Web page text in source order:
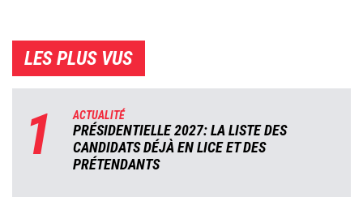
LES PLUS VUS
1 ACTUALITÉ
PRÉSIDENTIELLE 2027: LA LISTE DES
CANDIDATS DÉJÀ EN LICE ET DES
PRÉTENDANTS